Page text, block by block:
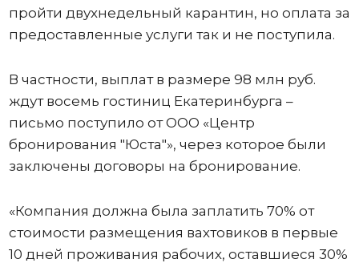
пройти двухнедельный карантин, но оплата за
предоставленные услуги так и не поступила.
В частности, выплат в размере 98 млн руб.
ждут восемь гостиниц Екатеринбурга –
письмо поступило от ООО «Центр
бронирования "Юста"», через которое были
заключены договоры на бронирование.
«Компания должна была заплатить 70% от
стоимости размещения вахтовиков в первые
10 дней проживания рабочих, оставшиеся 30%